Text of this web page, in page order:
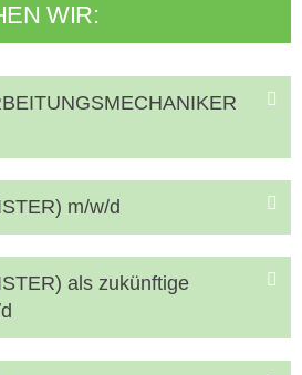
WIR:
m/w/d
als zukünftige